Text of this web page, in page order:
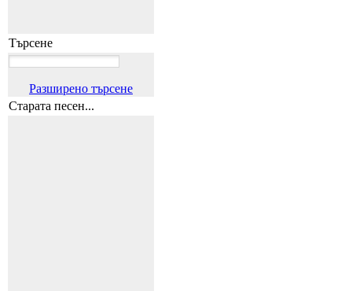
Търсене
Разширено търсене
Старата песен...